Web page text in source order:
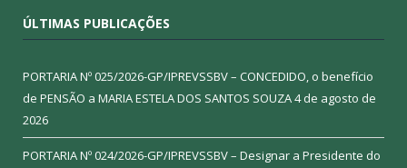
ÚLTIMAS PUBLICAÇÕES
PORTARIA Nº 025/2026-GP/IPREVSSBV – CONCEDIDO, o benefício
de PENSÃO a MARIA ESTELA DOS SANTOS SOUZA4 de agosto de
2026
PORTARIA Nº 024/2026-GP/IPREVSSBV – Designar a Presidente do